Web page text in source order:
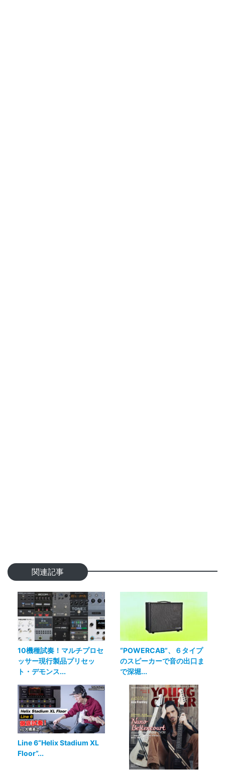
関連記事
10機種試奏！マルチプロセ
ッサー現行製品プリセッ
ト・デモンス...
“POWERCAB”、６タイプ
のスピーカーで音の出口ま
で深堀...
Line 6“Helix Stadium XL
Floor”...